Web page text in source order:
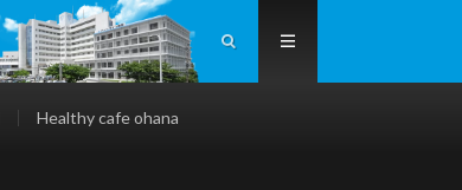
Healthy cafe ohana